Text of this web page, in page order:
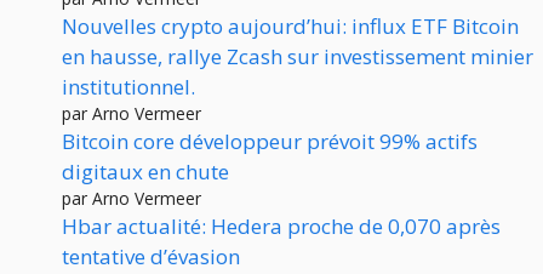
Nouvelles crypto aujourd’hui: influx ETF Bitcoin
en hausse, rallye Zcash sur investissement minier
institutionnel.
par Arno Vermeer
Bitcoin core développeur prévoit 99% actifs
digitaux en chute
par Arno Vermeer
Hbar actualité: Hedera proche de 0,070 après
tentative d’évasion